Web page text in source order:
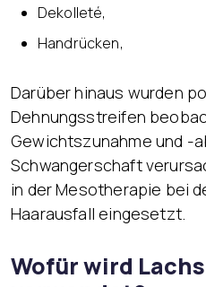
Dekolleté,
Handrücken,
Darüber hinaus wurden
Dehnungsstreifen
Gewichtszunahme und -
Schwangerschaft
in der Mesotherapie bei
Haarausfall eingesetzt.
Wofür wird